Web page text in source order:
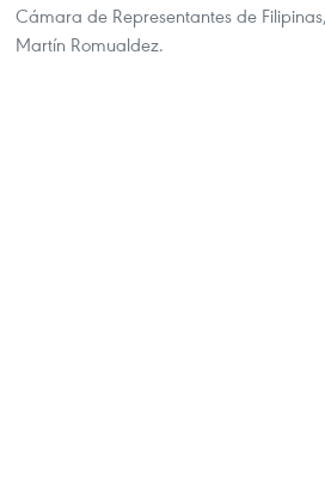
Cámara de Representantes de
Martín Romualdez.